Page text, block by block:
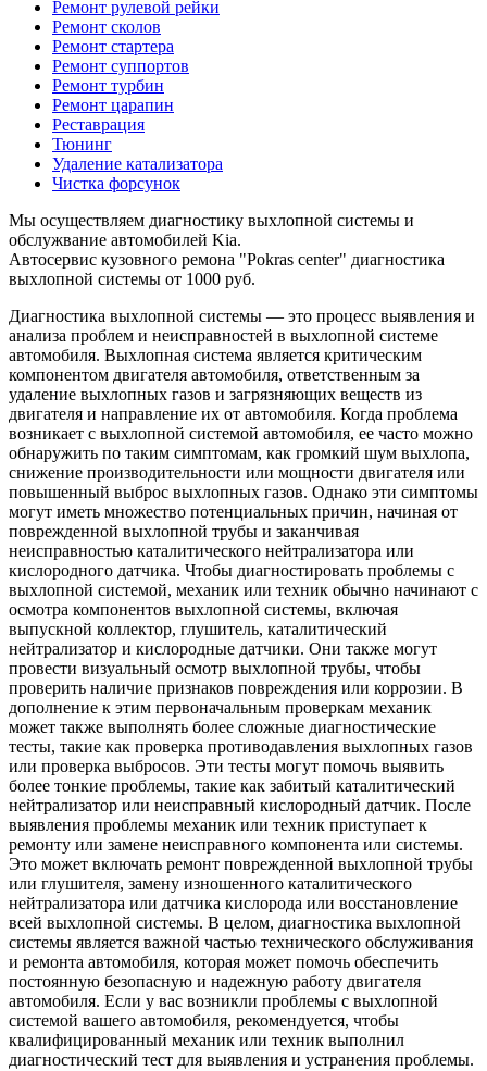
Ремонт рулевой рейки
Ремонт сколов
Ремонт стартера
Ремонт суппортов
Ремонт турбин
Ремонт царапин
Реставрация
Тюнинг
Удаление катализатора
Чистка форсунок
Мы осуществляем диагностику выхлопной системы и
обслужвание автомобилей Kia.
Автосервис кузовного ремона "Pokras center" диагностика
выхлопной системы от 1000 руб.
Диагностика выхлопной системы — это процесс выявления и
анализа проблем и неисправностей в выхлопной системе
автомобиля. Выхлопная система является критическим
компонентом двигателя автомобиля, ответственным за
удаление выхлопных газов и загрязняющих веществ из
двигателя и направление их от автомобиля. Когда проблема
возникает с выхлопной системой автомобиля, ее часто можно
обнаружить по таким симптомам, как громкий шум выхлопа,
снижение производительности или мощности двигателя или
повышенный выброс выхлопных газов. Однако эти симптомы
могут иметь множество потенциальных причин, начиная от
поврежденной выхлопной трубы и заканчивая
неисправностью каталитического нейтрализатора или
кислородного датчика. Чтобы диагностировать проблемы с
выхлопной системой, механик или техник обычно начинают с
осмотра компонентов выхлопной системы, включая
выпускной коллектор, глушитель, каталитический
нейтрализатор и кислородные датчики. Они также могут
провести визуальный осмотр выхлопной трубы, чтобы
проверить наличие признаков повреждения или коррозии. В
дополнение к этим первоначальным проверкам механик
может также выполнять более сложные диагностические
тесты, такие как проверка противодавления выхлопных газов
или проверка выбросов. Эти тесты могут помочь выявить
более тонкие проблемы, такие как забитый каталитический
нейтрализатор или неисправный кислородный датчик. После
выявления проблемы механик или техник приступает к
ремонту или замене неисправного компонента или системы.
Это может включать ремонт поврежденной выхлопной трубы
или глушителя, замену изношенного каталитического
нейтрализатора или датчика кислорода или восстановление
всей выхлопной системы. В целом, диагностика выхлопной
системы является важной частью технического обслуживания
и ремонта автомобиля, которая может помочь обеспечить
постоянную безопасную и надежную работу двигателя
автомобиля. Если у вас возникли проблемы с выхлопной
системой вашего автомобиля, рекомендуется, чтобы
квалифицированный механик или техник выполнил
диагностический тест для выявления и устранения проблемы.